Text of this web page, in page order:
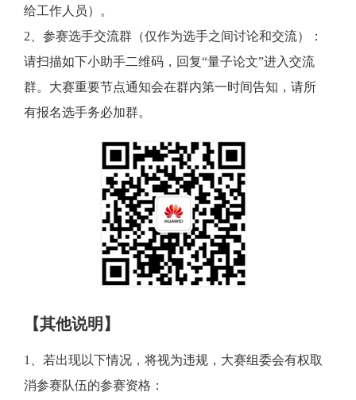
给工作人员）。
2、参赛选手交流群（仅作为选手之间讨论和交流）：
请扫描如下小助手二维码，回复“量子论文”进入交流
群。大赛重要节点通知会在群内第一时间告知，请所
有报名选手务必加群。
【其他说明】
1、若出现以下情况，将视为违规，大赛组委会有权取
消参赛队伍的参赛资格：